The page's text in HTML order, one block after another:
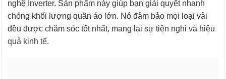
nghệ Inverter. Sản phẩm này giúp bạn giải quyết nhanh
chóng khối lượng quần áo lớn. Nó đảm bảo mọi loại vải
đều được chăm sóc tốt nhất, mang lại sự tiện nghi và hiệu
quả kinh tế.